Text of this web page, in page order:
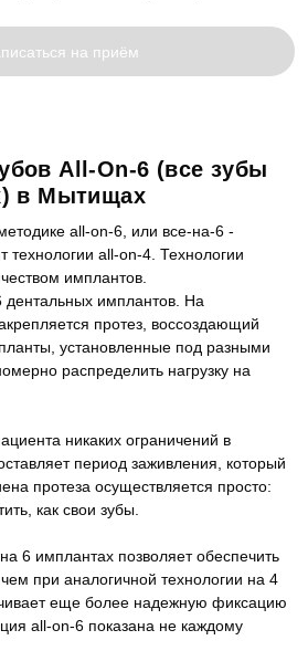
на приём
All-On-6 (все зубы
в Мытищах
all-on-6, или все-на-6 -
технологии all-on-4. Технологии
имплантов.
дентальных имплантов. На
протез, воссоздающий
установленные под разными
распределить нагрузку на
никаких ограничений в
период заживления, который
протеза осуществляется просто:
как свои зубы.
6 имплантах позволяет обеспечить
при аналогичной технологии на 4
еще более надежную фиксацию
all-on-6 показана не каждому